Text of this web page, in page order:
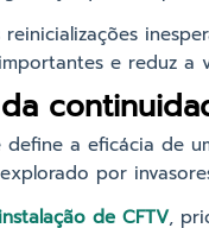
e reduz a
a eficácia de
por
instalação de CFTV,